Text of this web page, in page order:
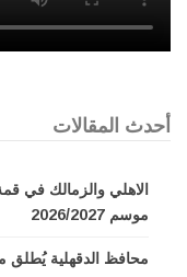
أحدث المقالات
الاهلي والزمالك في
موسم 2026/2027
محافظ الدقهلية يُطلق